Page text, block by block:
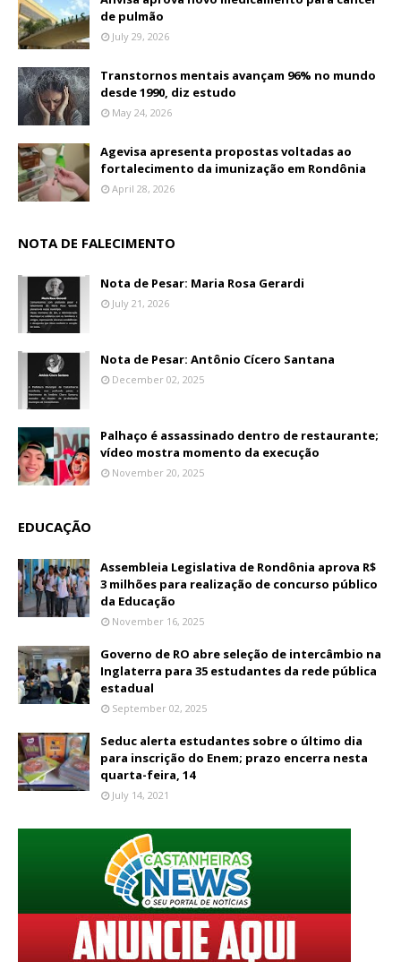
de pulmão
July 29, 2026
Transtornos mentais avançam 96% no mundo
desde 1990, diz estudo
May 24, 2026
Agevisa apresenta propostas voltadas ao
fortalecimento da imunização em Rondônia
April 28, 2026
NOTA DE FALECIMENTO
Nota de Pesar: Maria Rosa Gerardi
July 21, 2026
Nota de Pesar: Antônio Cícero Santana
December 02, 2025
Palhaço é assassinado dentro de restaurante;
vídeo mostra momento da execução
November 20, 2025
EDUCAÇÃO
Assembleia Legislativa de Rondônia aprova R$
3 milhões para realização de concurso público
da Educação
November 16, 2025
Governo de RO abre seleção de intercâmbio na
Inglaterra para 35 estudantes da rede pública
estadual
September 02, 2025
Seduc alerta estudantes sobre o último dia
para inscrição do Enem; prazo encerra nesta
quarta-feira, 14
July 14, 2021